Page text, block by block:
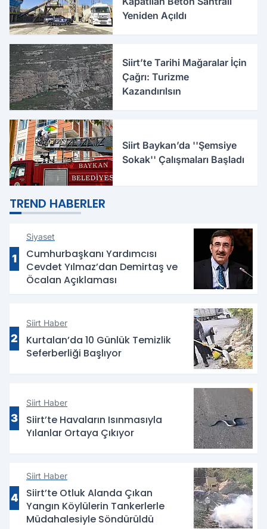
Yeniden Açıldı
Siirt’te Tarihi Mağaralar İçin
Çağrı: Turizme
Kazandırılsın
Siirt Baykan’da ''Şemsiye
Sokak'' Çalışmaları Başladı
TREND HABERLER
1
Siyaset
Cumhurbaşkanı Yardımcısı
Cevdet Yılmaz’dan Demirtaş ve
Öcalan Açıklaması
2
Siirt Haber
Kurtalan’da 10 Günlük Temizlik
Seferberliği Başlıyor
3
Siirt Haber
Siirt’te Havaların Isınmasıyla
Yılanlar Ortaya Çıkıyor
4
Siirt Haber
Siirt’te Otluk Alanda Çıkan
Yangın Köylülerin Tankerlerle
Müdahalesiyle Söndürüldü